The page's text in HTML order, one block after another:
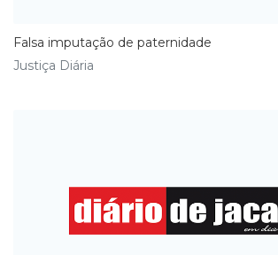
Falsa imputação de paternidade
Justiça Diária